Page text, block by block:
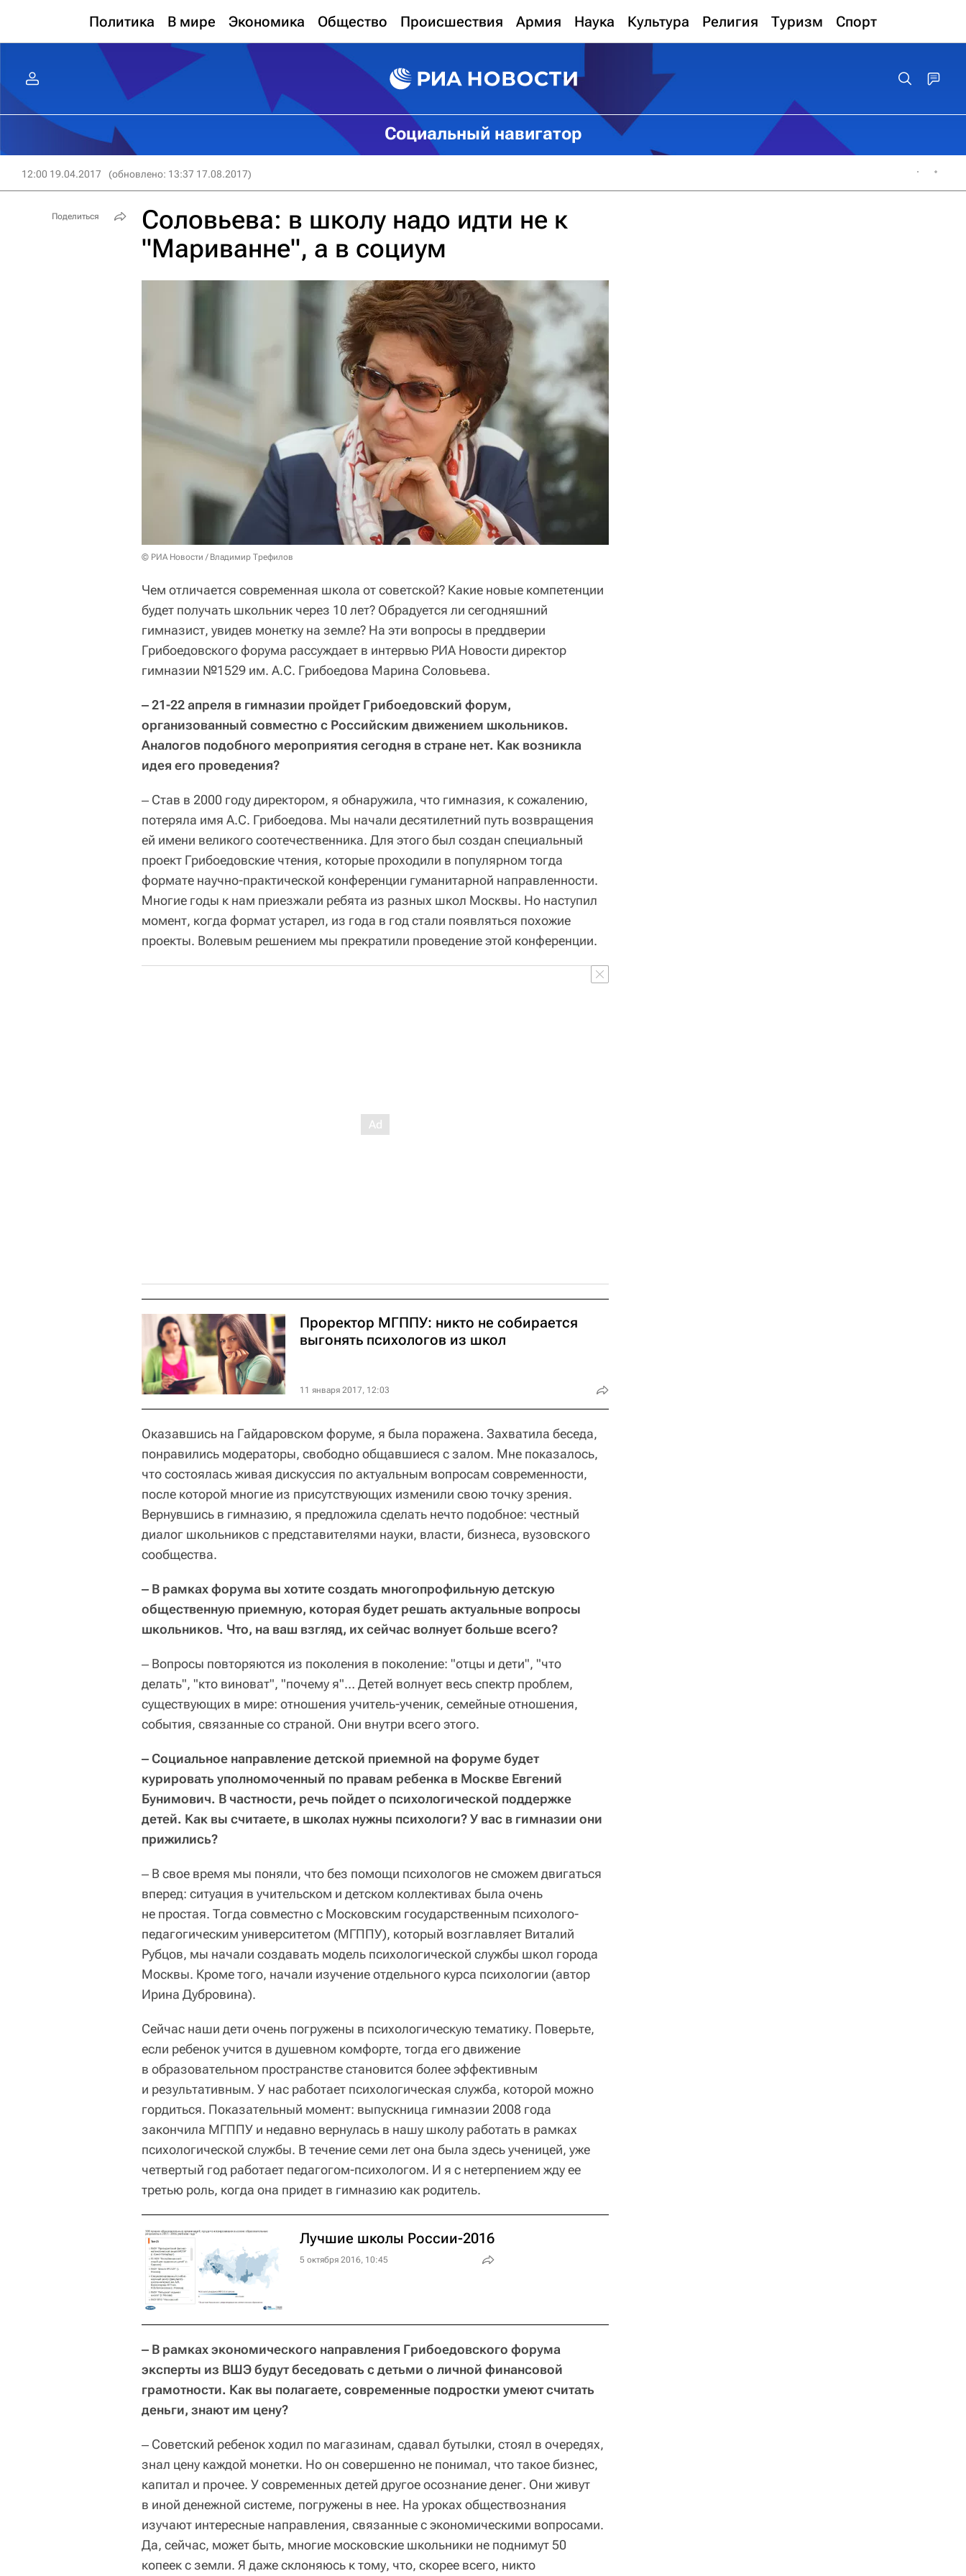
Политика В мире Экономика Общество Происшествия Армия Наука Культура Религия Туризм Спорт
Социальный навигатор
12:00 19.04.2017 (обновлено: 13:37 17.08.2017)
Соловьева: в школу надо идти не к
"Мариванне", а в социум
© РИА Новости / Владимир Трефилов
Чем отличается современная школа от советской? Какие новые компетенции
будет получать школьник через 10 лет? Обрадуется ли сегодняшний
гимназист, увидев монетку на земле? На эти вопросы в преддверии
Грибоедовского форума рассуждает в интервью РИА Новости директор
гимназии №1529 им. А.С. Грибоедова Марина Соловьева.
‒ 21-22 апреля в гимназии пройдет Грибоедовский форум,
организованный совместно с Российским движением школьников.
Аналогов подобного мероприятия сегодня в стране нет. Как возникла
идея его проведения?
‒ Став в 2000 году директором, я обнаружила, что гимназия, к сожалению,
потеряла имя А.С. Грибоедова. Мы начали десятилетний путь возвращения
ей имени великого соотечественника. Для этого был создан специальный
проект Грибоедовские чтения, которые проходили в популярном тогда
формате научно-практической конференции гуманитарной направленности.
Многие годы к нам приезжали ребята из разных школ Москвы. Но наступил
момент, когда формат устарел, из года в год стали появляться похожие
проекты. Волевым решением мы прекратили проведение этой конференции.
Проректор МГППУ: никто не собирается
выгонять психологов из школ
11 января 2017, 12:03
Оказавшись на Гайдаровском форуме, я была поражена. Захватила беседа,
понравились модераторы, свободно общавшиеся с залом. Мне показалось,
что состоялась живая дискуссия по актуальным вопросам современности,
после которой многие из присутствующих изменили свою точку зрения.
Вернувшись в гимназию, я предложила сделать нечто подобное: честный
диалог школьников с представителями науки, власти, бизнеса, вузовского
сообщества.
‒ В рамках форума вы хотите создать многопрофильную детскую
общественную приемную, которая будет решать актуальные вопросы
школьников. Что, на ваш взгляд, их сейчас волнует больше всего?
‒ Вопросы повторяются из поколения в поколение: "отцы и дети", "что
делать", "кто виноват", "почему я"… Детей волнует весь спектр проблем,
существующих в мире: отношения учитель-ученик, семейные отношения,
события, связанные со страной. Они внутри всего этого.
‒ Социальное направление детской приемной на форуме будет
курировать уполномоченный по правам ребенка в Москве Евгений
Бунимович. В частности, речь пойдет о психологической поддержке
детей. Как вы считаете, в школах нужны психологи? У вас в гимназии они
прижились?
‒ В свое время мы поняли, что без помощи психологов не сможем двигаться
вперед: ситуация в учительском и детском коллективах была очень
не простая. Тогда совместно с Московским государственным психолого-
педагогическим университетом (МГППУ), который возглавляет Виталий
Рубцов, мы начали создавать модель психологической службы школ города
Москвы. Кроме того, начали изучение отдельного курса психологии (автор
Ирина Дубровина).
Сейчас наши дети очень погружены в психологическую тематику. Поверьте,
если ребенок учится в душевном комфорте, тогда его движение
в образовательном пространстве становится более эффективным
и результативным. У нас работает психологическая служба, которой можно
гордиться. Показательный момент: выпускница гимназии 2008 года
закончила МГППУ и недавно вернулась в нашу школу работать в рамках
психологической службы. В течение семи лет она была здесь ученицей, уже
четвертый год работает педагогом-психологом. И я с нетерпением жду ее
третью роль, когда она придет в гимназию как родитель.
Лучшие школы России-2016
5 октября 2016, 10:45
‒ В рамках экономического направления Грибоедовского форума
эксперты из ВШЭ будут беседовать с детьми о личной финансовой
грамотности. Как вы полагаете, современные подростки умеют считать
деньги, знают им цену?
‒ Советский ребенок ходил по магазинам, сдавал бутылки, стоял в очередях,
знал цену каждой монетки. Но он совершенно не понимал, что такое бизнес,
капитал и прочее. У современных детей другое осознание денег. Они живут
в иной денежной системе, погружены в нее. На уроках обществознания
изучают интересные направления, связанные с экономическими вопросами.
Да, сейчас, может быть, многие московские школьники не поднимут 50
копеек с земли. Я даже склоняюсь к тому, что, скорее всего, никто
Поделиться